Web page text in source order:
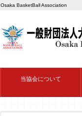
Osaka BasketBall Association
当協会について